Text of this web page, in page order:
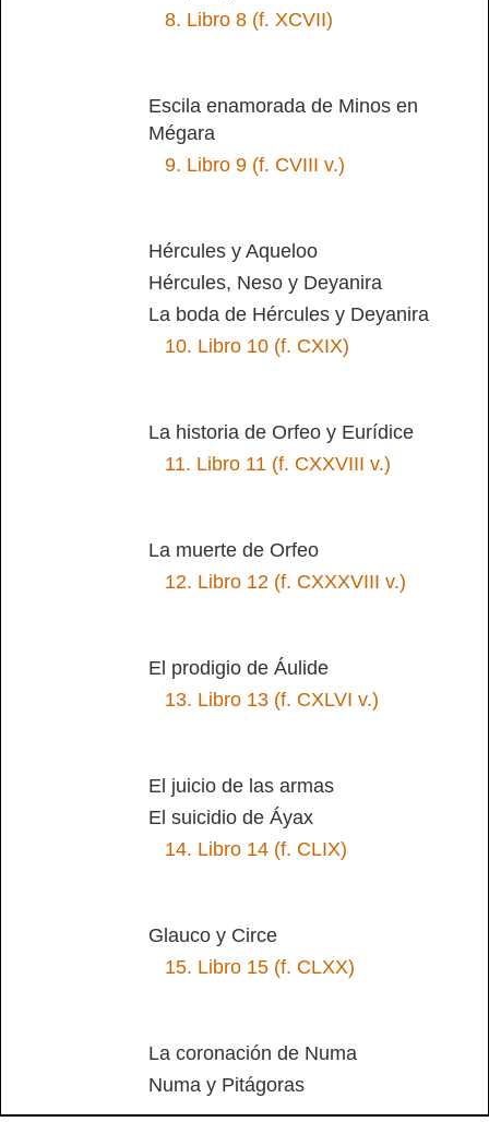
8. Libro 8 (f. XCVII)
Escila enamorada de Minos en
Mégara
9. Libro 9 (f. CVIII v.)
Hércules y Aqueloo
Hércules, Neso y Deyanira
La boda de Hércules y Deyanira
10. Libro 10 (f. CXIX)
La historia de Orfeo y Eurídice
11. Libro 11 (f. CXXVIII v.)
La muerte de Orfeo
12. Libro 12 (f. CXXXVIII v.)
El prodigio de Áulide
13. Libro 13 (f. CXLVI v.)
El juicio de las armas
El suicidio de Áyax
14. Libro 14 (f. CLIX)
Glauco y Circe
15. Libro 15 (f. CLXX)
La coronación de Numa
Numa y Pitágoras